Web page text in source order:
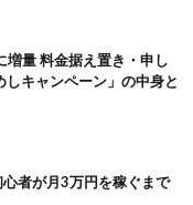
量 料金据え置き・申し
キャンペーン」の中身と
者が月3万円を稼ぐまで